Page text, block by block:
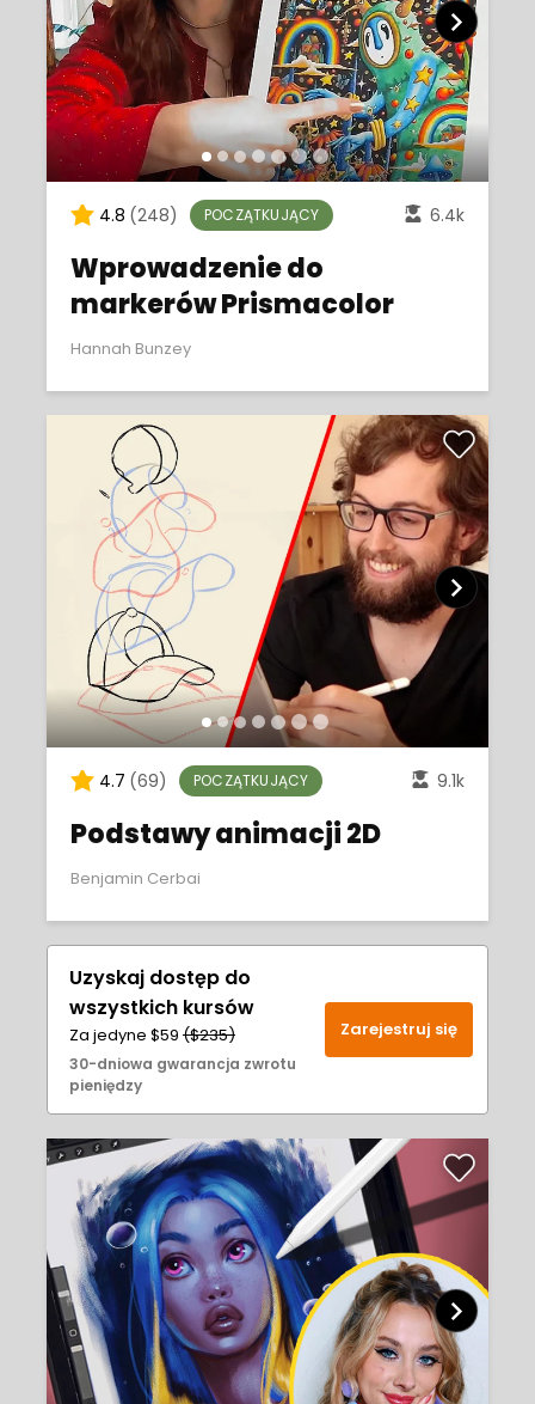
4.8 (248) POCZĄTKUJĄCY 6.4k
Wprowadzenie do
markerów Prismacolor
Hannah Bunzey
4.7 (69) POCZĄTKUJĄCY 9.1k
Podstawy animacji 2D
Benjamin Cerbai
Uzyskaj dostęp do
wszystkich kursów
Za jedyne $59 ($235)
30-dniowa gwarancja zwrotu
pieniędzy
Zarejestruj się